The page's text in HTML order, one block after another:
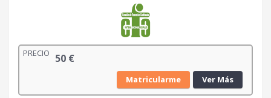
PRECIO 50 €
Matricularme Ver Más